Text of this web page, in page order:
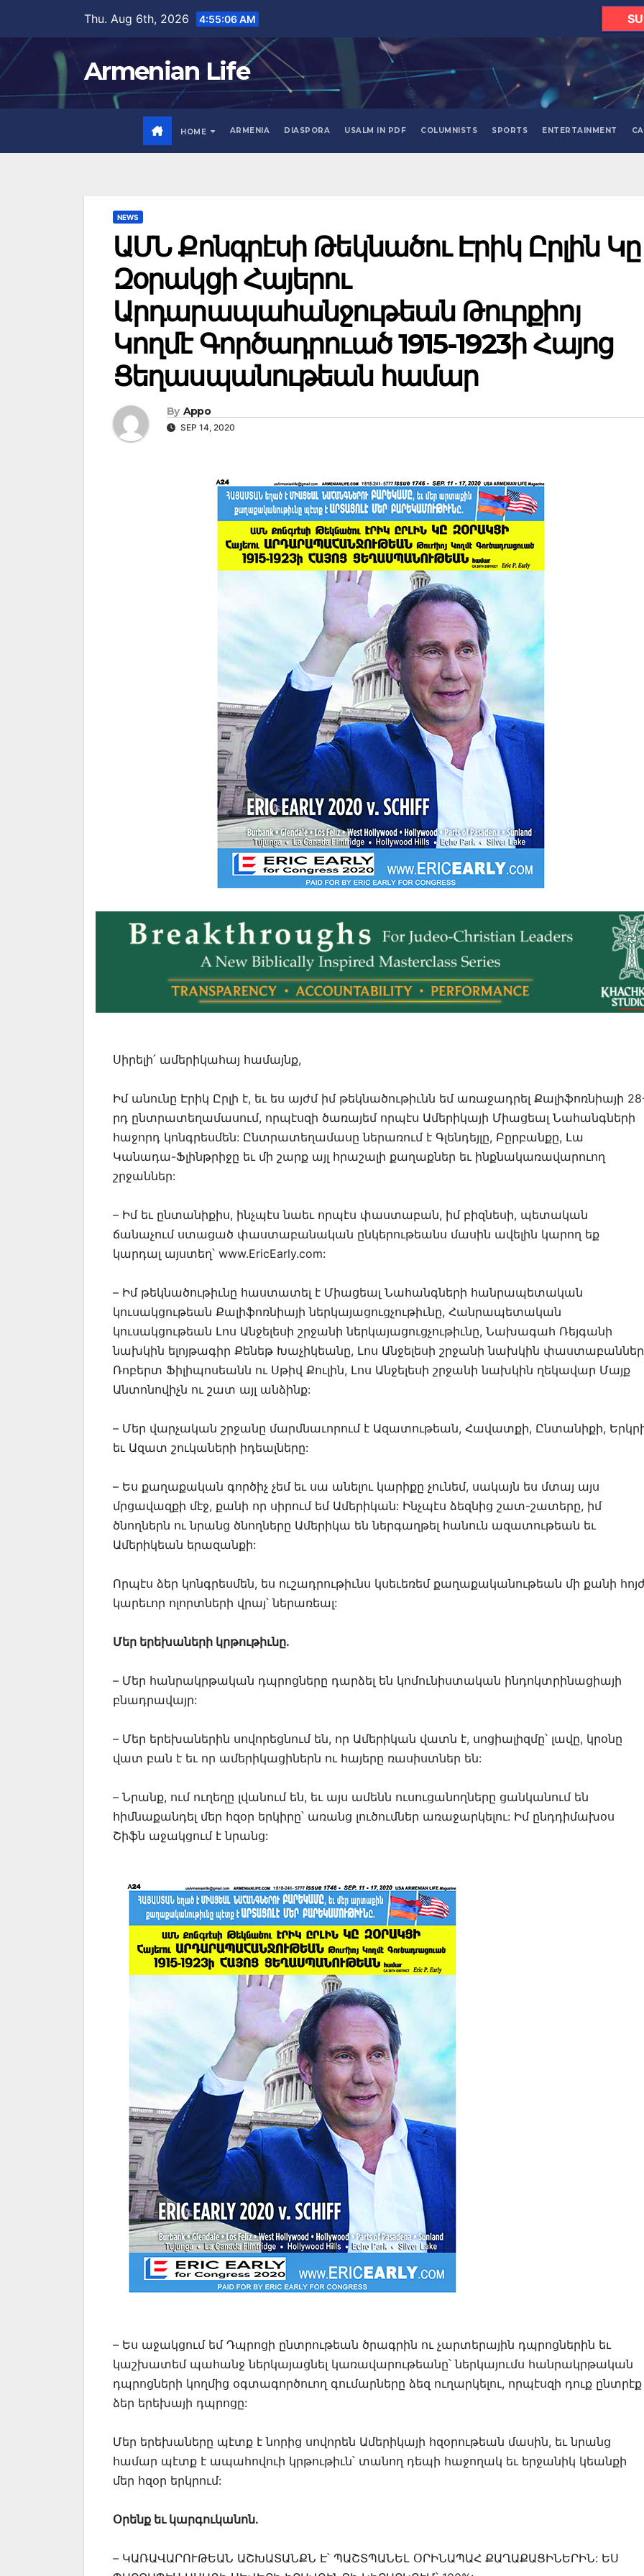
content
Thu. Aug 6th, 2026 4:55:07 AM
Armenian Life
HOME ARMENIA DIASPORA USALM IN PDF COLUMNISTS SPORTS ENTERTAINMENT
NEWS
ԱՄՆ Քոնգրէսի Թեկնածու Էրիկ Ըրլին Կը
Զօրակցի Հայերու
Արդարապահանջութեան Թուրքիոյ
Կողմէ Գործադրուած 1915-1923ի Հայոց
Ցեղասպանութեան համար
By Appo
SEP 14, 2020
Սիրելի՛ ամերիկահայ համայնք,
Իմ անունը Էրիկ Ըրլի է, եւ ես այժմ իմ թեկնածութիւնն եմ առաջադրել Քալիֆոռնիայի
րդ ընտրատեղամասում, որպէսզի ծառայեմ որպէս Ամերիկայի Միացեալ Նահանգների
հաջորդ կոնգրեսմեն: Ընտրատեղամասը ներառում է Գլենդեյլը, Բըրբանքը, Լա
Կանադա-Ֆլինթրիջը եւ մի շարք այլ հրաշալի քաղաքներ եւ ինքնակառավարուող
շրջաններ:
– Իմ եւ ընտանիքիս, ինչպէս նաեւ որպէս փաստաբան, իմ բիզնեսի, պետական
ճանաչում ստացած փաստաբանական ընկերութեանս մասին ավելին կարող եք
կարդալ այստեղ՝ www.EricEarly.com:
– Իմ թեկնածութիւնը հաստատել է Միացեալ Նահանգների հանրապետական
կուսակցութեան Քալիֆոռնիայի ներկայացուցչութիւնը, Հանրապետական
կուսակցութեան Լոս Անջելեսի շրջանի ներկայացուցչութիւնը, Նախագահ Ռեյգանի
նախկին ելոյթագիր Քենեթ Խաչիկեանը, Լոս Անջելեսի շրջանի նախկին փաստաբաններ
Ռոբերտ Ֆիլիպոսեանն ու Սթիվ Քուլին, Լոս Անջելեսի շրջանի նախկին ղեկավար Մայք
Անտոնովիչն ու շատ այլ անձինք:
– Մեր վարչական շրջանը մարմնաւորում է Ազատութեան, Հավատքի, Ընտանիքի,
եւ Ազատ շուկաների իդեալները:
– Ես քաղաքական գործիչ չեմ եւ սա անելու կարիքը չունեմ, սակայն ես մտայ այս
մրցավազքի մէջ, քանի որ սիրում եմ Ամերիկան: Ինչպէս ձեզնից շատ-շատերը, իմ
ծնողներն ու նրանց ծնողները Ամերիկա են ներգաղթել հանուն ազատութեան եւ
Ամերիկեան երազանքի:
Որպէս ձեր կոնգրեսմեն, ես ուշադրութիւնս կսեւեռեմ քաղաքականութեան մի քանի
կարեւոր ոլորտների վրայ՝ ներառեալ:
Մեր երեխաների կրթութիւնը.
– Մեր հանրակրթական դպրոցները դարձել են կոմունիստական ինդոկտրինացիայի
բնադրավայր:
– Մեր երեխաներին սովորեցնում են, որ Ամերիկան վատն է, սոցիալիզմը՝ լավը, կրօնը
վատ բան է եւ որ ամերիկացիներն ու հայերը ռասիստներ են:
– Նրանք, ում ուղեղը լվանում են, եւ այս ամենն ուսուցանողները ցանկանում են
հիմնաքանդել մեր հզօր երկիրը՝ առանց լուծումներ առաջարկելու: Իմ ընդդիմախօս
Շիֆն աջակցում է նրանց:
– Ես աջակցում եմ Դպրոցի ընտրութեան ծրագրին ու չարտերային դպրոցներին եւ
կաշխատեմ պահանջ ներկայացնել կառավարութեանը՝ ներկայումս հանրակրթական
դպրոցների կողմից օգտագործուող գումարները ձեզ ուղարկելու, որպէսզի դուք ընտրէք
ձեր երեխայի դպրոցը:
Մեր երեխաները պէտք է նորից սովորեն Ամերիկայի հզօրութեան մասին, եւ նրանց
համար պէտք է ապահովուի կրթութիւն՝ տանող դեպի հաջողակ եւ երջանիկ կեանքի
մեր հզօր երկրում:
Օրենք եւ կարգուկանոն.
– ԿԱՌԱՎԱՐՈՒԹԵԱՆ ԱՇԽԱՏԱՆՔՆ Է՝ ՊԱՇՏՊԱՆԵԼ ՕՐԻՆԱՊԱՀ ՔԱՂԱՔԱՑԻՆԵՐԻՆ: ԵՍ